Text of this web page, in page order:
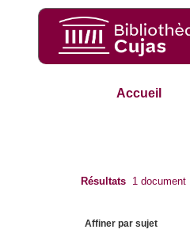
Accueil
Résultats 1 document
Affiner par sujet